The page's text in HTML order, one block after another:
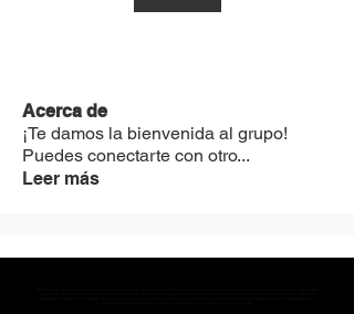
Acerca de
¡Te damos la bienvenida al grupo!
Puedes conectarte con otro...
Leer más